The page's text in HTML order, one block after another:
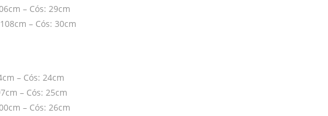
– Cós: 29cm
– Cós: 30cm
– Cós: 24cm
– Cós: 25cm
– Cós: 26cm